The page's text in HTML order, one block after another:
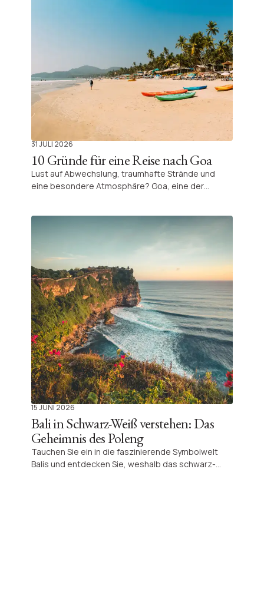
31 JULI 2026
10 Gründe für eine Reise nach Goa
Lust auf Abwechslung, traumhafte Strände und
eine besondere Atmosphäre? Goa, eine der
perfekten Mischung aus Entspannung und
15 JUNI 2026
Bali in Schwarz-Weiß verstehen: Das
Geheimnis des Poleng
Tauchen Sie ein in die faszinierende Symbolwelt
Balis und entdecken Sie, weshalb das schwarz-